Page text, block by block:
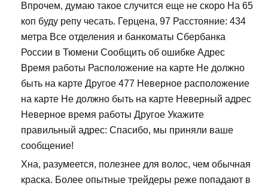
Впрочем, думаю такое случится еще не скоро На 65
коп буду репу чесать. Герцена, 97 Расстояние: 434
метра Все отделения и банкоматы Сбербанка
России в Тюмени Сообщить об ошибке Адрес
Время работы Расположение на карте Не должно
быть на карте Другое 477 Неверное расположение
на карте Не должно быть на карте Неверный адрес
Неверное время работы Другое Укажите
правильный адрес: Спасибо, мы приняли ваше
сообщение!
Хна, разумеется, полезнее для волос, чем обычная
краска. Более опытные трейдеры реже попадают в